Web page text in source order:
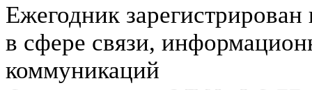
Ежегодник
в сфере связи,
коммуникаций